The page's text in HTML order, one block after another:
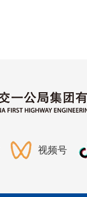
视频号